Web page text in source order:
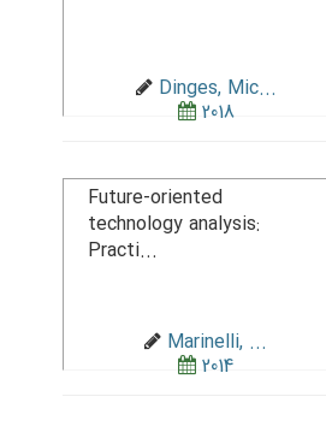
Dinges, Mic...
2018
Future-oriented
technology analysis:
Practi...
Marinelli, ...
2014